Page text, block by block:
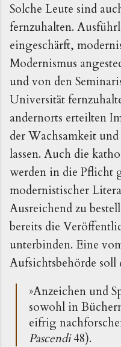
Solche Leute sind
fernzuhalten.
eingeschärft,
Modernismus
und von den
Universität
andernorts erteilten
der Wachsamkeit
lassen. Auch die
werden in die Pflicht
modernistischer
Ausreichend zu
bereits die
unterbinden. Eine
Aufsichtsbehörde soll
»Anzeichen und
sowohl in
eifrig
Pascendi48).